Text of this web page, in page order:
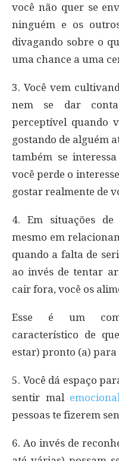
você não quer se
ninguém e os
divagando sobre o
uma chance a uma
3. Você vem
nem se dar
perceptível quando
gostando de alguém
também se
você perde o
gostar realmente de
4. Em situações
mesmo em
quando a falta de
ao invés de tentar
cair fora, você os
Esse é um
característico de
estar) pronto (a)
5. Você dá espaço
sentir mal
pessoas te fizerem
6. Ao invés de